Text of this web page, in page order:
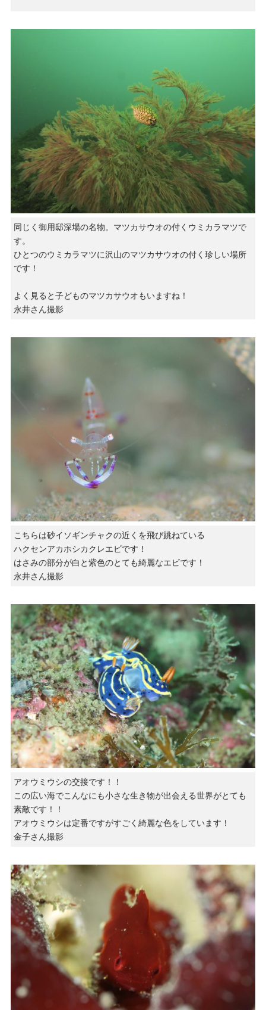
同じく御用邸深場の名物。マツカサウオの付くウミカラマツで
す。
ひとつのウミカラマツに沢山のマツカサウオの付く珍しい場所
です！
よく見ると子どものマツカサウオもいますね！
永井さん撮影
こちらは砂イソギンチャクの近くを飛び跳ねている
ハクセンアカホシカクレエビです！
はさみの部分が白と紫色のとても綺麗なエビです！
永井さん撮影
アオウミウシの交接です！！
この広い海でこんなにも小さな生き物が出会える世界がとても
素敵です！！
アオウミウシは定番ですがすごく綺麗な色をしています！
金子さん撮影